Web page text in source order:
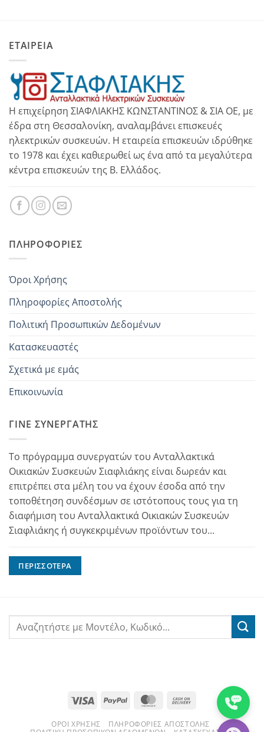
ΕΤΑΙΡΕΙΑ
Η επιχείρηση ΣΙΑΦΛΙΑΚΗΣ ΚΩΝΣΤΑΝΤΙΝΟΣ & ΣΙΑ ΟΕ, με
έδρα στη Θεσσαλονίκη, αναλαμβάνει επισκευές
ηλεκτρικών συσκευών. Η εταιρεία επισκευών ιδρύθηκε
το 1978 και έχει καθιερωθεί ως ένα από τα μεγαλύτερα
κέντρα επισκευών της Β. Ελλάδος.
ΠΛΗΡΟΦΟΡΊΕΣ
Όροι Χρήσης
Πληροφορίες Αποστολής
Πολιτική Προσωπικών Δεδομένων
Κατασκευαστές
Σχετικά με εμάς
Επικοινωνία
ΓΊΝΕ ΣΥΝΕΡΓΆΤΗΣ
Το πρόγραμμα συνεργατών του Ανταλλακτικά
Οικιακών Συσκευών Σιαφλιάκης είναι δωρεάν και
επιτρέπει στα μέλη του να έχουν έσοδα από την
τοποθέτηση συνδέσμων σε ιστότοπους τους για τη
διαφήμιση του Ανταλλακτικά Οικιακών Συσκευών
Σιαφλιάκης ή συγκεκριμένων προϊόντων του...
ΠΕΡΙΣΣΌΤΕΡΑ
Visa PayPal MasterCard
Delivery
ΌΡΟΙ ΧΡΉΣΗΣ
ΠΛΗΡΟΦΟΡΊΕΣ ΑΠΟΣΤΟΛΉΣ